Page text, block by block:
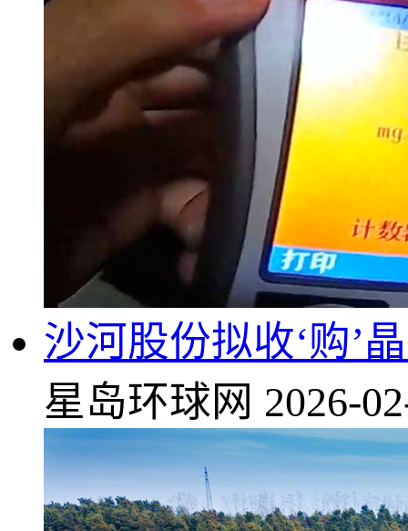
沙河股份拟收‘购’
星岛环球网 2026-